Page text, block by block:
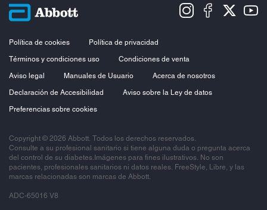
Política de cookies
Política de privacidad
Términos y condiciones uso
Condiciones de venta
Aviso legal
Manuales de Usuario
Acerca de nosotros
Declaración de Accesibilidad
Aviso sobre la Ley de datos
Preferencias sobre cookies
Copyright © 2026 Abbott. Todos los derechos reservados.
Consulte a su profesional sanitario si tiene alguna duda o pregunta acerca
del control de su diabetes.Imágenes para fines ilustrativos. No son
pacientes, profesionales sanitarios ni datos reales. FreeStyle, Libre, y las
marcas relacionadas son marcas de Abbott.
ADC-65016 V8